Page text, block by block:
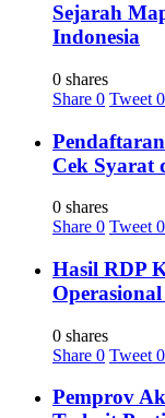
Sejarah
Indonesia
0 shares
Share 0 Tweet 0
Cek Syarat
0 shares
Share 0 Tweet 0
Hasil RDP
0 shares
Share 0 Tweet 0
Pemprov